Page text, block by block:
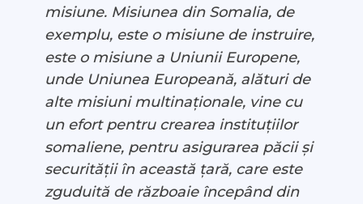
misiune. Misiunea din Somalia, de
exemplu, este o misiune de instruire,
este o misiune a Uniunii Europene,
unde Uniunea Europeană, alături de
alte misiuni multinaționale, vine cu
un efort pentru crearea instituțiilor
somaliene, pentru asigurarea păcii și
securității în această țară, care este
zguduită de războaie începând din